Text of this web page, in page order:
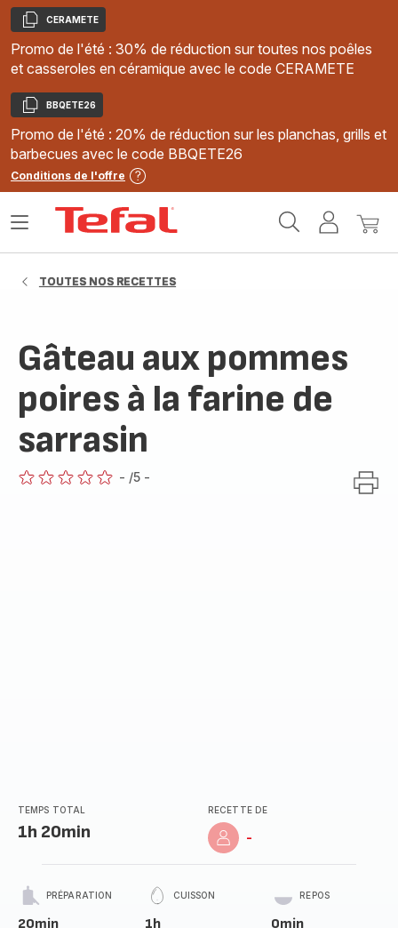
Copier
CERAMETE
Promo de l'été : 30% de réduction sur toutes nos poêles
et casseroles en céramique avec le code CERAMETE
Copier
BBQETE26
Promo de l'été : 20% de réduction sur les planchas, grills et
barbecues avec le code BBQETE26
Conditions de l'offre
MonMon
Ouvrir
TOUTES NOS RECETTES
Gâteau aux pommes
poires à la farine de
sarrasin
- /5 -
TEMPS TOTAL
1h 20min
RECETTE DE
-
PRÉPARATION
20min
CUISSON
1h
REPOS
0min